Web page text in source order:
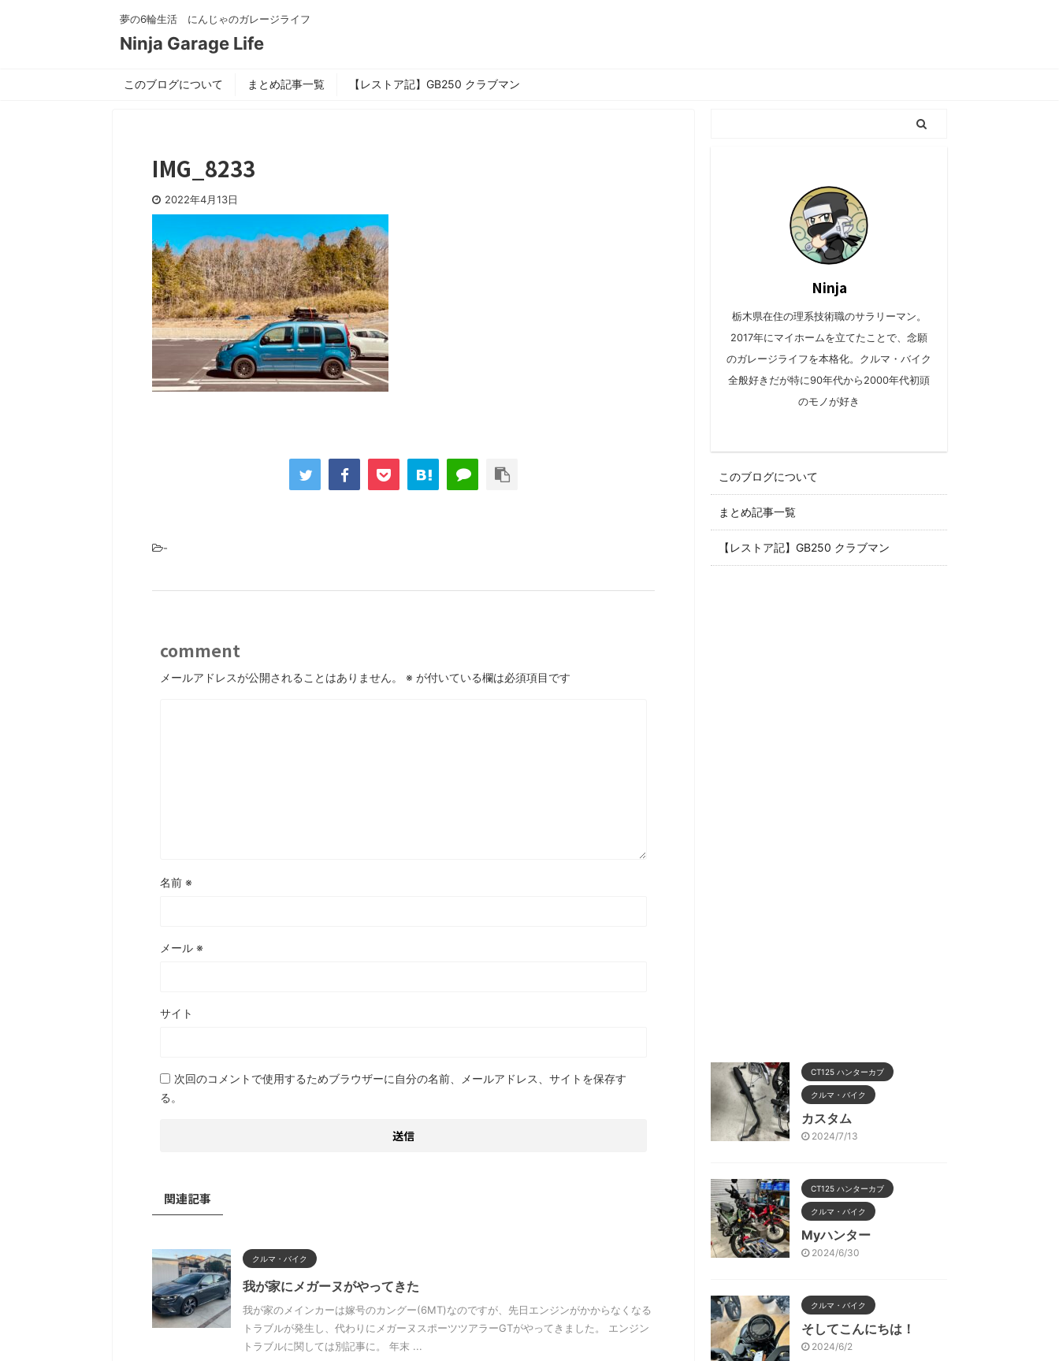
夢の6輪生活 にんじゃのガレージライフ
Ninja Garage Life
このブログについて まとめ記事一覧 【レストア記】GB250 クラブマン
IMG_8233
2022年4月13日
-
comment
メールアドレスが公開されることはありません。 ※ が付いている欄は必須項目です
名前 ※
メール ※
サイト
次回のコメントで使用するためブラウザーに自分の名前、メールアドレス、サイトを保存す
る。
関連記事
クルマ・バイク
我が家にメガーヌがやってきた
我が家のメインカーは嫁号のカングー(6MT)なのですが、先日エンジンがかからなくなる
トラブルが発生し、代わりにメガーヌスポーツツアラーGTがやってきました。 エンジン
トラブルに関しては別記事に。 年末 ...
Ninja
栃木県在住の理系技術職のサラリーマン。
2017年にマイホームを立てたことで、念願
のガレージライフを本格化。クルマ・バイク
全般好きだが特に90年代から2000年代初頭
のモノが好き
このブログについて
まとめ記事一覧
【レストア記】GB250 クラブマン
CT125 ハンターカブ
クルマ・バイク
カスタム
2024/7/13
CT125 ハンターカブ
クルマ・バイク
Myハンター
2024/6/30
クルマ・バイク
そしてこんにちは！
2024/6/2